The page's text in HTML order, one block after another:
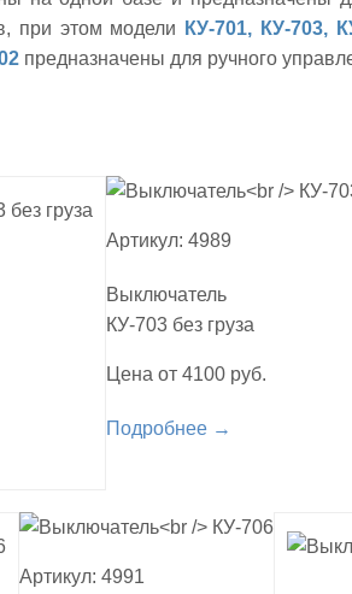
при этом модели
КУ-701, КУ-703,
предназначены для ручного
Артикул: 4989
Выключатель
КУ-703 без груза
Цена от 4100 руб.
Подробнее →
Артикул: 4991